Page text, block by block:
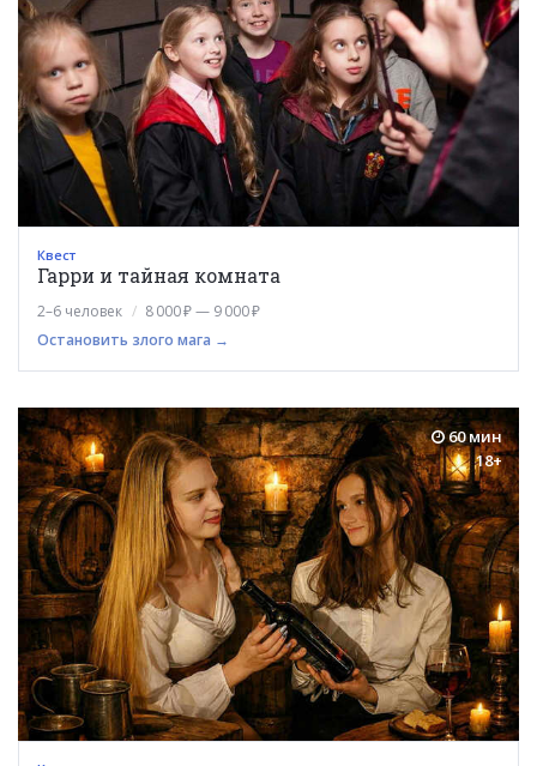
Квест
Гарри и тайная комната
2–6 человек
8 000 ₽ — 9 000 ₽
Остановить злого мага →
60 мин
18+